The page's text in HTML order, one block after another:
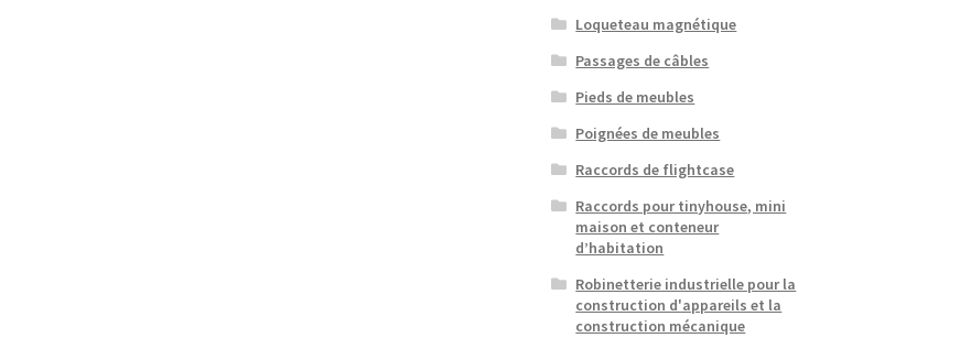
Loqueteau magnétique
Passages de câbles
Pieds de meubles
Poignées de meubles
Raccords de flightcase
Raccords pour tinyhouse, mini
maison et conteneur
d’habitation
Robinetterie industrielle pour la
construction d'appareils et la
construction mécanique